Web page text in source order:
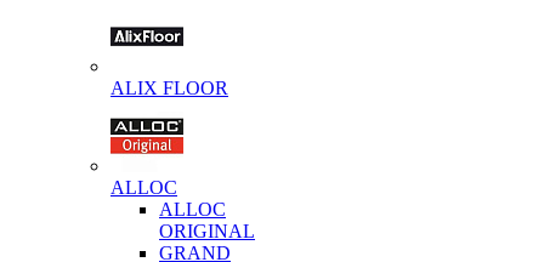
ALIX FLOOR
ALLOC
ALLOC
ORIGINAL
GRAND